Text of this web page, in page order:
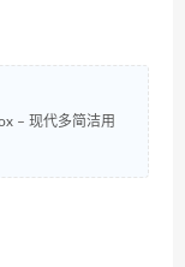
– 现代多简洁用